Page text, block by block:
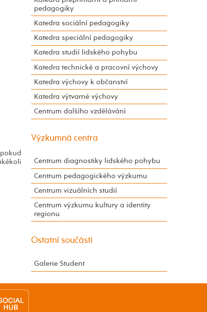
pedagogiky
Katedra sociální pedagogiky
Katedra speciální pedagogiky
Katedra studií lidského pohybu
Katedra technické a pracovní výchovy
Katedra výchovy k občanství
Katedra výtvarné výchovy
Centrum dalšího vzdělávání
Výzkumná centra
Centrum diagnostiky lidského pohybu
Centrum pedagogického výzkumu
Centrum vizuálních studií
Centrum výzkumu kultury a identity
regionu
Ostatní součásti
Galerie Student